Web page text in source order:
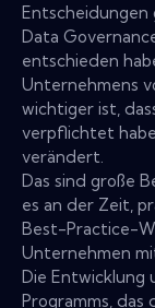
Entscheidungen
Data
entschieden
Unternehmens
wichtiger ist,
verpflichtet
verändert.
Das sind große
es an der Zeit,
Best-Practice-
Unternehmen
Die Entwicklung
Programms,